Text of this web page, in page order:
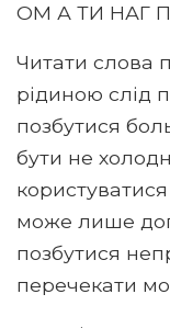
ОМ А ТИ НАГ
Читати слова
рідиною слід
позбутися
бути не
може лише
позбутися
перечекати